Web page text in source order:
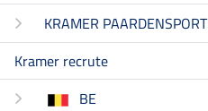
KRAMER PAARDENSPORT
Kramer recrute
BE